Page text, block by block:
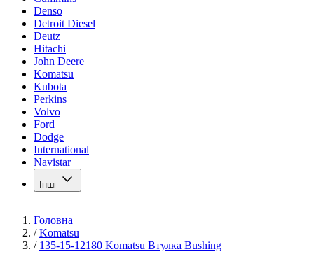
Denso
Detroit Diesel
Deutz
Hitachi
John Deere
Komatsu
Kubota
Perkins
Volvo
Ford
Dodge
International
Navistar
Інші
Головна
/ Komatsu
/ 135-15-12180 Komatsu Втулка Bushing